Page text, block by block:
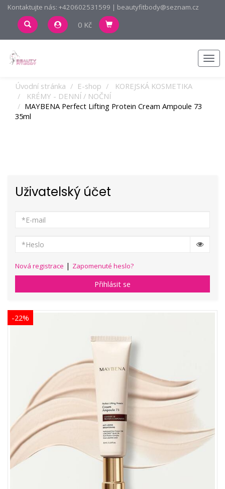
Kontaktujte nás: +420602531599 | beautyfitbody@seznam.cz
0 Kč
Úvodní stránka E-shop
KOREJSKÁ KOSMETIKA
KRÉMY - DENNÍ / NOČNÍ
MAYBENA Perfect Lifting Protein Cream Ampoule 73
35ml
Uživatelský účet
Nová registrace | Zapomenuté heslo?
Přihlásit se
-22%